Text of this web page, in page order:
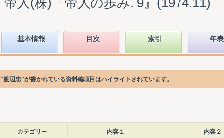
帝人(株)『帝人の歩み. 9』(1974.11)
基本情報 目次 索引 年表
"渡辺忠"が書かれている資料編項目はハイライトされています。
カテゴリー 内容１ 内容２